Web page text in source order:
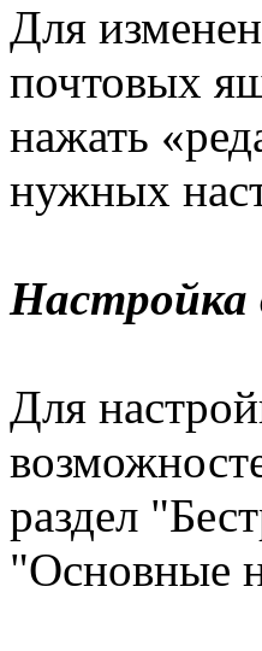
Для
почтовых
нажать
нужных
Настройка
Для
раздел
"Основные